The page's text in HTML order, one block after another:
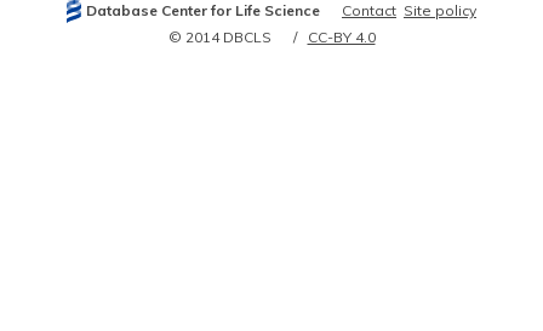
24239357
Database Center for Life Science Contact Site policy
© 2014 DBCLS
CC-BY 4.0